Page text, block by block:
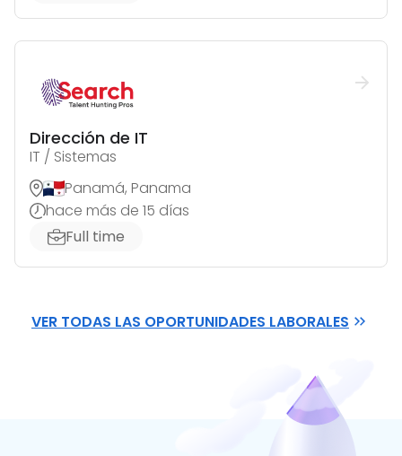
Dirección de IT
IT / Sistemas
Panamá, Panama
hace más de 15 días
Full time
VER TODAS LAS OPORTUNIDADES LABORALES